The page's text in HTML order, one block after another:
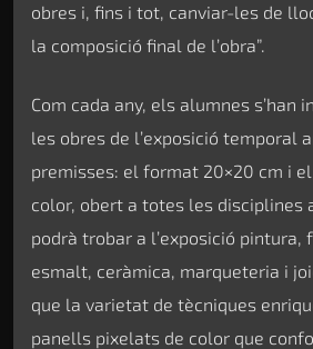
obres i, fins i tot, canviar-les de
la composició final de l’obra”.
Com cada any, els alumnes s’han
les obres de l’exposició temporal
premisses: el format 20×20 cm i el
color, obert a totes les disciplines
podrà trobar a l’exposició pintura,
esmalt, ceràmica, marqueteria i
que la varietat de tècniques
panells pixelats de color que